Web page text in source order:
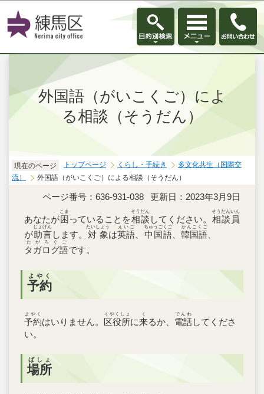
このページの本文へ移動
外国語（がいこくご）によ
る相談（そうだん）
現在のページ トップページ くらし・手続き
多文化共生（国際交
流）
外国語（がいこくご）による相談（そうだん）
ページ番号：636-931-038 更新日：2023年3月9日
あなたが困
こま
っていることを相談
そうだん
してください。 相談員
そうだんいん
が助言
じょげん
します。 対象
たいしょう
は英語
えいご
中国語
ちゅうごくご
韓国語
かんこくご
タガログ語
たがろぐご
です。
予約
よやく
予約
よやく
はいりません。 区役所
くやくしょ
に来
く
るか、 電話
でんわ
してくださ
い。
場所
ばしょ